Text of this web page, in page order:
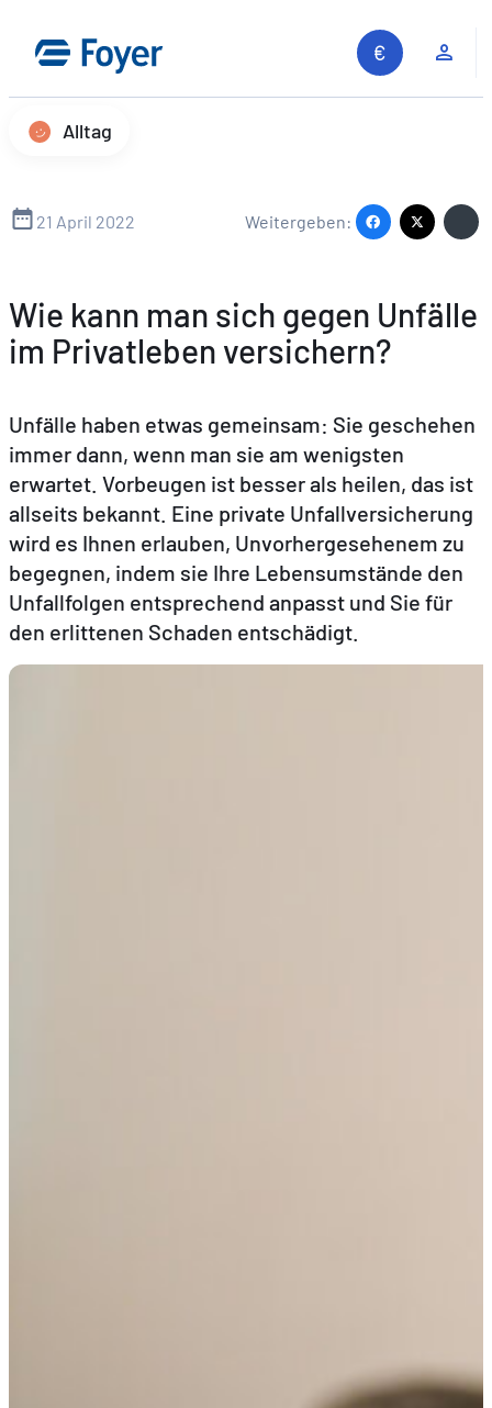
Inhalt
springen
Auf unserer Website suchen
DEFREN
Alltag
21 April 2022 Weitergeben:
Wie kann man sich gegen Unfälle
im Privatleben versichern?
Unfälle haben etwas gemeinsam: Sie geschehen
immer dann, wenn man sie am wenigsten
erwartet. Vorbeugen ist besser als heilen, das ist
allseits bekannt. Eine private Unfallversicherung
wird es Ihnen erlauben, Unvorhergesehenem zu
begegnen, indem sie Ihre Lebensumstände den
Unfallfolgen entsprechend anpasst und Sie für
den erlittenen Schaden entschädigt.